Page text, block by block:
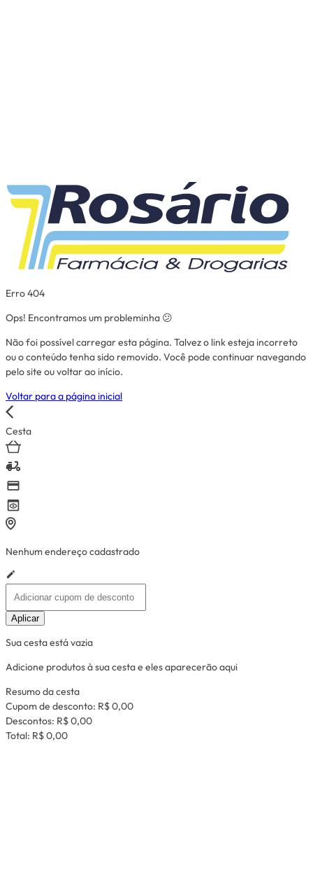
Erro 404
Ops! Encontramos um probleminha 😕
Não foi possível carregar esta página. Talvez o link esteja incorreto
ou o conteúdo tenha sido removido. Você pode continuar navegando
pelo site ou voltar ao início.
Voltar para a página inicial
Cesta
Nenhum endereço cadastrado
Aplicar
Sua cesta está vazia
Adicione produtos à sua cesta e eles aparecerão aqui
Resumo da cesta
Cupom de desconto: R$ 0,00
Descontos: R$ 0,00
Total: R$ 0,00